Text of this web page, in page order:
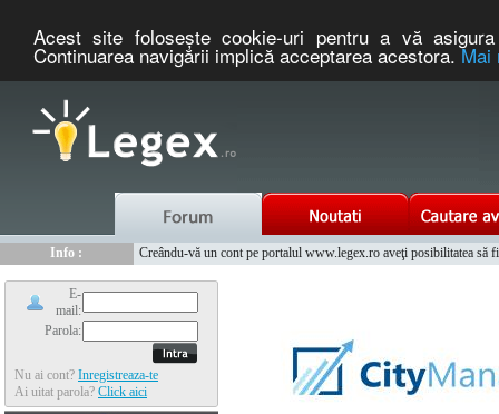
Acest site foloseşte cookie-uri pentru a vă
Continuarea navigării implică acceptarea acestora.Mai
Info :
Creându-vă un cont pe portalul www.legex.ro aveţi posibilitatea să
E-
mail:
Parola:
Nu ai cont? Inregistreaza-te
Ai uitat parola? Click aici